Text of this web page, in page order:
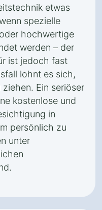
etwas
spezielle
hochwertige
werden – der
ist jedoch fast
lohnt es sich,
Ein seriöser
kostenlose und
in
persönlich zu
unter